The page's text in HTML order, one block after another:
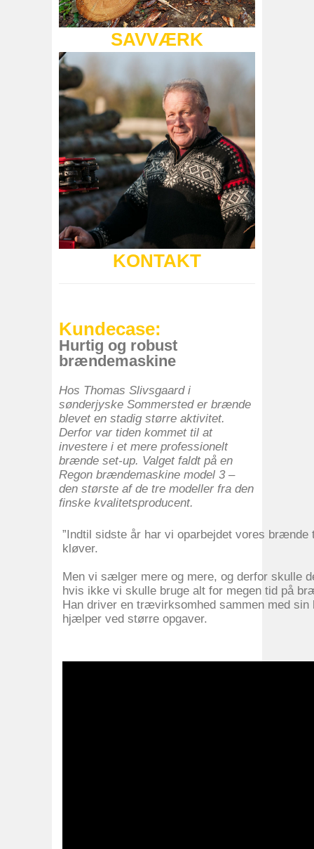
SAVVÆRK
KONTAKT
Kundecase:
Hurtig og robust
brændemaskine
Hos Thomas Slivsgaard i
sønderjyske Sommersted er brænde
blevet en stadig større aktivitet.
Derfor var tiden kommet til at
investere i et mere professionelt
brænde set-up. Valget faldt på en
Regon brændemaskine model 3 –
den største af de tre modeller fra den
finske kvalitetsproducent.
”Indtil sidste år har vi oparbejdet vores
kløver.
Men vi sælger mere og mere, og derfor skulle
hvis ikke vi skulle bruge alt for megen tid på
Han driver en trævirksomhed sammen med sin
hjælper ved større opgaver.